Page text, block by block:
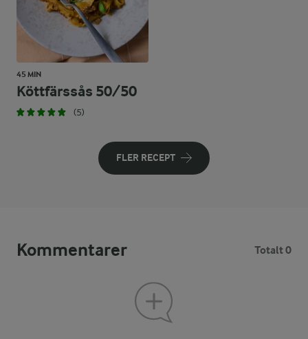
45 MIN
Köttfärssås 50/50
(5)
FLER RECEPT
Kommentarer Totalt 0